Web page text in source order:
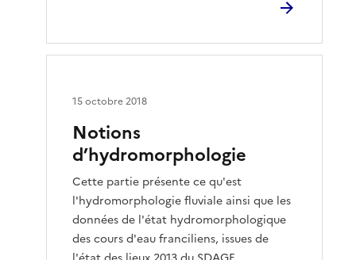
Notions
d’hydromorphologie
Cette partie présente ce qu'est
l'hydromorphologie fluviale ainsi que les
données de l'état hydromorphologique
des cours d'eau franciliens, issues de
15 octobre 2018